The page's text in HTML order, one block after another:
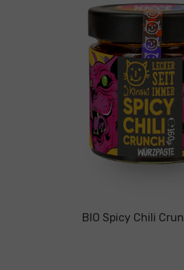
BIO Spicy Chili